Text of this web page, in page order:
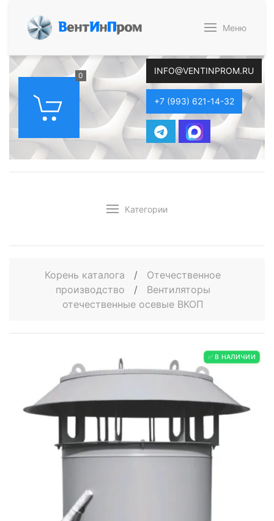
ВентИнПром Меню
0 INFO@VENTINPROM.RU
+7 (993) 621-14-32
Категории
Корень каталога /
Отечественное
производство
/
Вентиляторы
отечественные осевые ВКОП
✅ В НАЛИЧИИ